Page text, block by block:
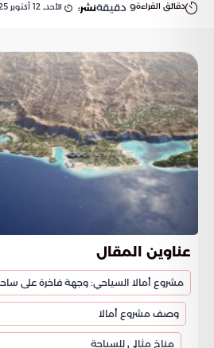
دقائق القراءة9 دقيقةنشر: الأحد, 12 أكتوبر 2025
عناوين المقال
مشروع أمالا السياحي: وجهة فاخرة على ساحل
وصف مشروع أمالا
مناخ مثالي للسياحة